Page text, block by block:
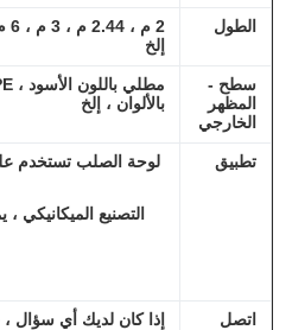
-
بالألوان ، إلخ
لوحة الصلب تستخدم على
التصنيع الميكانيكي ،
إذا كان لديك أي سؤال ، فلا